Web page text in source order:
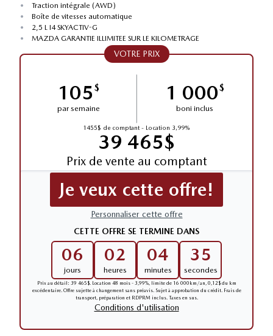
•
Traction intégrale (AWD)
•
Boîte de vitesses automatique
•
2,5 L I4 SKYACTIV-G
•
MAZDA GARANTIE ILLIMITEE SUR LE KILOMETRAGE
VOTRE PRIX
105 $
par semaine
1 000$
boni inclus
1455$ de comptant - Location 3,99%
39 465$
Prix de vente au comptant
Je veux cette offre!
Personnaliser cette offre
CETTE OFFRE SE TERMINE DANS
06
jours
02
heures
04
minutes
34
secondes
Prix au détail: 39 465$. Location 48 mois - 3,99%, limite de 16 000km/an, 0,12$ du km
excédentaire. Offre sujette à changement sans préavis. Sujet à approbation du crédit. Frais de
transport, préparation et RDPRM inclus. Taxes en sus.
Conditions d'utilisation